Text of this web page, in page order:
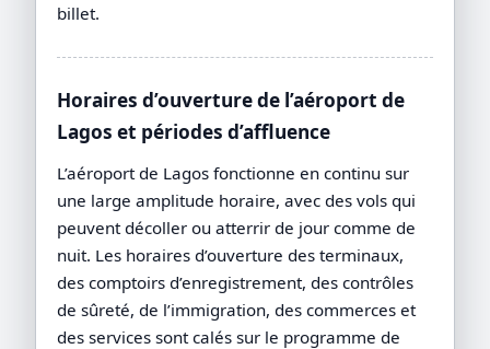
billet.
Horaires d’ouverture de l’aéroport de
Lagos et périodes d’affluence
L’aéroport de Lagos fonctionne en continu sur
une large amplitude horaire, avec des vols qui
peuvent décoller ou atterrir de jour comme de
nuit. Les horaires d’ouverture des terminaux,
des comptoirs d’enregistrement, des contrôles
de sûreté, de l’immigration, des commerces et
des services sont calés sur le programme de